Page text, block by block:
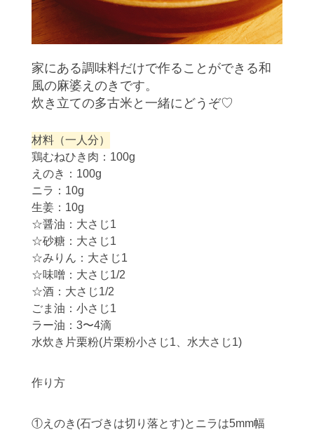
家にある調味料だけで作ることができる和
風の麻婆えのきです。
炊き立ての多古米と一緒にどうぞ♡
材料（一人分）
鶏むねひき肉：100g
えのき：100g
ニラ：10g
生姜：10g
☆醤油：大さじ1
☆砂糖：大さじ1
☆みりん：大さじ1
☆味噌：大さじ1/2
☆酒：大さじ1/2
ごま油：小さじ1
ラー油：3〜4滴
水炊き片栗粉(片栗粉小さじ1、水大さじ1)
作り方
①えのき(石づきは切り落とす)とニラは5mm幅